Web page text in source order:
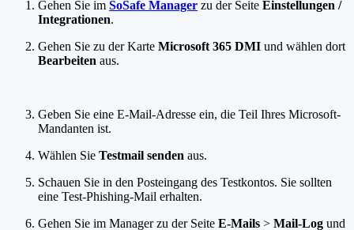
Gehen Sie im SoSafe Manager zu der Seite Einstellungen /
Integrationen.
Gehen Sie zu der Karte Microsoft 365 DMI und wählen dort
Bearbeiten aus.
Geben Sie eine E-Mail-Adresse ein, die Teil Ihres Microsoft-
Mandanten ist.
Wählen Sie Testmail senden aus.
Schauen Sie in den Posteingang des Testkontos. Sie sollten
eine Test-Phishing-Mail erhalten.
Gehen Sie im Manager zu der Seite E-Mails > Mail-Log und